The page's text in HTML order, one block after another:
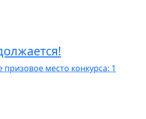
место конкурса: 1